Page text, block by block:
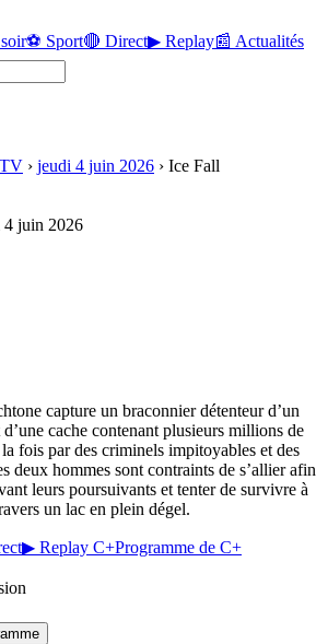
⚽ Sport🔴 Direct▶ Replay📰 Actualités
› jeudi 4 juin 2026 › Ice Fall
4 juin 2026
capture un braconnier détenteur d’un
d’une cache contenant plusieurs millions de
fois par des criminels impitoyables et des
deux hommes sont contraints de s’allier afin
leurs poursuivants et tenter de survivre à
un lac en plein dégel.
▶ Replay C+Programme de C+